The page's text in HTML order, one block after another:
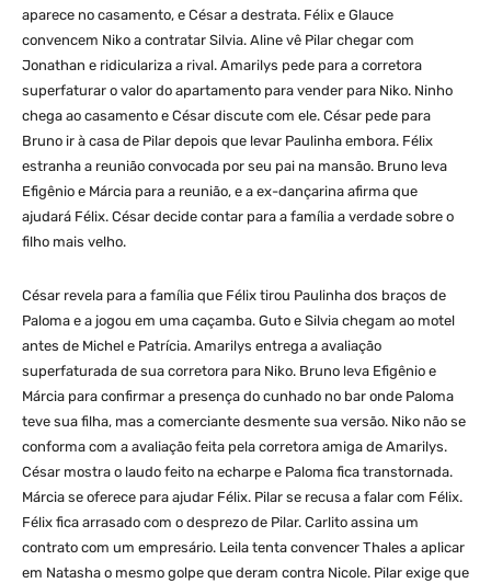
aparece no casamento, e César a destrata. Félix e Glauce
convencem Niko a contratar Silvia. Aline vê Pilar chegar com
Jonathan e ridiculariza a rival. Amarilys pede para a corretora
superfaturar o valor do apartamento para vender para Niko. Ninho
chega ao casamento e César discute com ele. César pede para
Bruno ir à casa de Pilar depois que levar Paulinha embora. Félix
estranha a reunião convocada por seu pai na mansão. Bruno leva
Efigênio e Márcia para a reunião, e a ex-dançarina afirma que
ajudará Félix. César decide contar para a família a verdade sobre o
filho mais velho.
César revela para a família que Félix tirou Paulinha dos braços de
Paloma e a jogou em uma caçamba. Guto e Silvia chegam ao motel
antes de Michel e Patrícia. Amarilys entrega a avaliação
superfaturada de sua corretora para Niko. Bruno leva Efigênio e
Márcia para confirmar a presença do cunhado no bar onde Paloma
teve sua filha, mas a comerciante desmente sua versão. Niko não se
conforma com a avaliação feita pela corretora amiga de Amarilys.
César mostra o laudo feito na echarpe e Paloma fica transtornada.
Márcia se oferece para ajudar Félix. Pilar se recusa a falar com Félix.
Félix fica arrasado com o desprezo de Pilar. Carlito assina um
contrato com um empresário. Leila tenta convencer Thales a aplicar
em Natasha o mesmo golpe que deram contra Nicole. Pilar exige que